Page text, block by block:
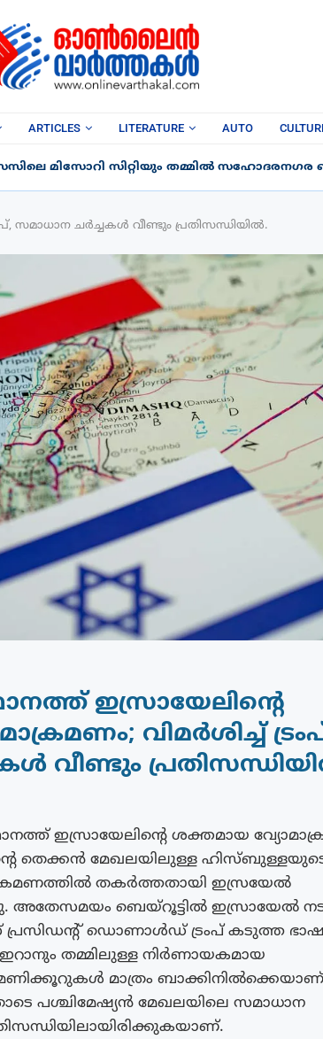
ARTICLES LITERATURE AUTO
മിസോറി സിറ്റിയും തമ്മിൽ സഹോദരനഗര
സമാധാന ചർച്ചകൾ വീണ്ടും പ്രതിസന്ധിയിൽ.
ഇസ്രായേലിന്റെ
വിമർശിച്ച്
വീണ്ടും
ഇസ്രായേലിന്റെ ശക്തമായ
തെക്കൻ മേഖലയിലുള്ള
തകർത്തതായി ഇസ്രയേൽ
അതേസമയം ബെയ്‌റൂട്ടിൽ ഇസ്രായേൽ
ഡൊണാൾഡ് ട്രംപ് കടുത്ത
തമ്മിലുള്ള നിർണായകമായ
മണിക്കൂറുകൾ മാത്രം
പശ്ചിമേഷ്യൻ മേഖലയിലെ സമാധാന